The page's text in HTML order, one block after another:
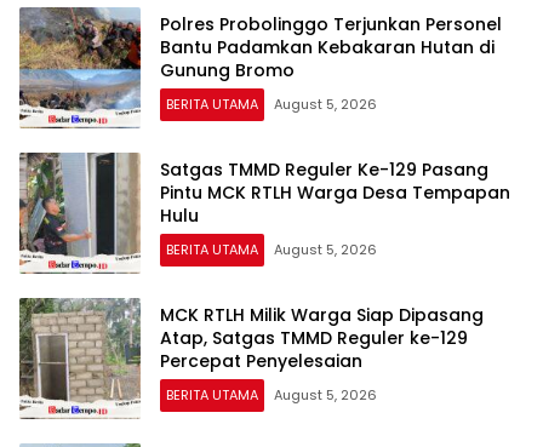
Polres Probolinggo Terjunkan Personel
Bantu Padamkan Kebakaran Hutan di
Gunung Bromo
BERITA UTAMA August 5, 2026
Satgas TMMD Reguler Ke-129 Pasang
Pintu MCK RTLH Warga Desa Tempapan
Hulu
BERITA UTAMA August 5, 2026
MCK RTLH Milik Warga Siap Dipasang
Atap, Satgas TMMD Reguler ke-129
Percepat Penyelesaian
BERITA UTAMA August 5, 2026